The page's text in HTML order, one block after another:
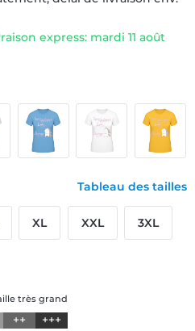
express: mardi 11 août
Tableau des tailles
XL XXL 3XL
très grand
++ +++